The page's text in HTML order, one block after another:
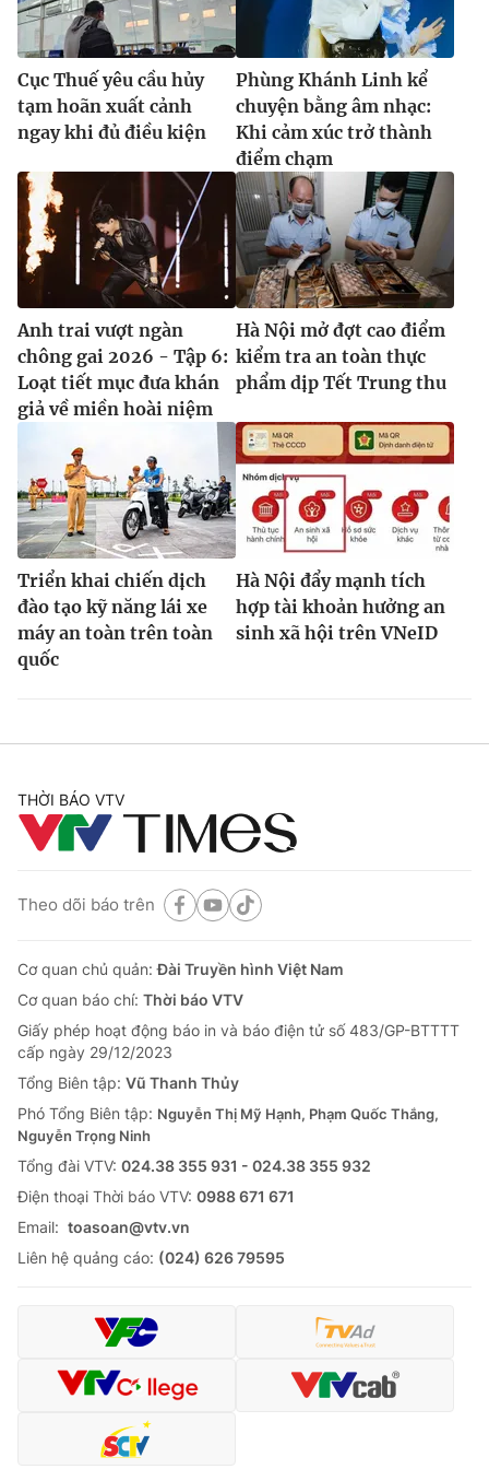
Cục Thuế yêu cầu hủy
tạm hoãn xuất cảnh
ngay khi đủ điều kiện
Phùng Khánh Linh kể
chuyện bằng âm nhạc:
Khi cảm xúc trở thành
điểm chạm
Anh trai vượt ngàn
chông gai 2026 - Tập 6:
Loạt tiết mục đưa khán
giả về miền hoài niệm
Hà Nội mở đợt cao điểm
kiểm tra an toàn thực
phẩm dịp Tết Trung thu
Triển khai chiến dịch
đào tạo kỹ năng lái xe
máy an toàn trên toàn
quốc
Hà Nội đẩy mạnh tích
hợp tài khoản hưởng an
sinh xã hội trên VNeID
THỜI BÁO VTV
Theo dõi báo trên
Cơ quan chủ quản:Đài Truyền hình Việt Nam
Cơ quan báo chí: Thời báo VTV
Giấy phép hoạt động báo in và báo điện tử số 483/GP-BTTTT
cấp ngày 29/12/2023
Tổng Biên tập: Vũ Thanh Thủy
Phó Tổng Biên tập: Nguyễn Thị Mỹ Hạnh, Phạm Quốc Thắng,
Nguyễn Trọng Ninh
Tổng đài VTV: 024.38 355 931 - 024.38 355 932
Ðiện thoại Thời báo VTV: 0988 671 671
Email: toasoan@vtv.vn
Liên hệ quảng cáo: (024) 626 79595